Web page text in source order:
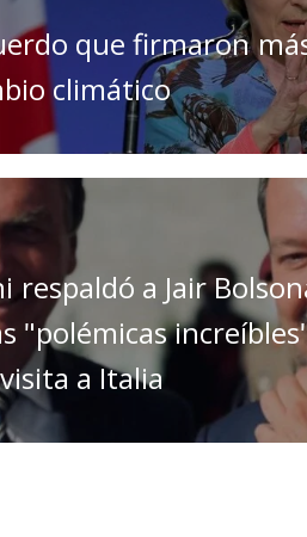
que firmaron
climático
respaldó a Jair
"polémicas
a Italia